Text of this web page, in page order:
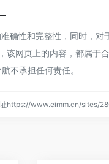
确性和完整性，同时，对
网页上的内容，都属于
不承担任何责任。
https://www.eimm.cn/sites/